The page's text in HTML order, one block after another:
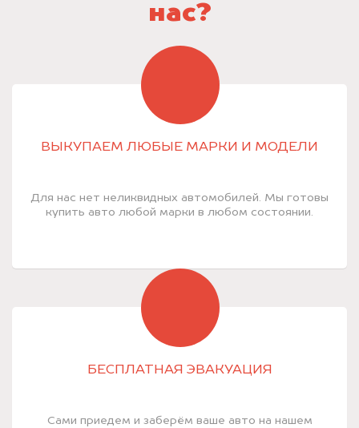
нас?
ВЫКУПАЕМ ЛЮБЫЕ МАРКИ И МОДЕЛИ
Для нас нет неликвидных автомобилей. Мы готовы
купить авто любой марки в любом состоянии.
БЕСПЛАТНАЯ ЭВАКУАЦИЯ
Сами приедем и заберём ваше авто на нашем